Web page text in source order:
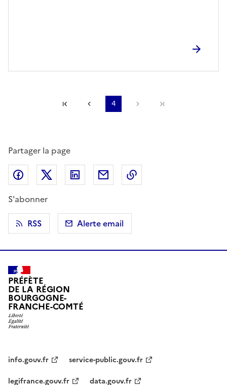
Première pagePage précédente
4 Page suivante
Partager la page
Partager sur Facebook
Partager sur X (anciennement Twitter)
Partager sur LinkedIn
Partager par email
S'abonner
RSS
Alerte email
PRÉFÈTE
DE LA RÉGION
BOURGOGNE-
FRANCHE-COMTÉ
info.gouv.fr
service-public.gouv.fr
legifrance.gouv.fr
data.gouv.fr